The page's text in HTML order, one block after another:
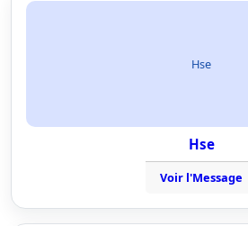
Hse
Hse
Voir l'Message